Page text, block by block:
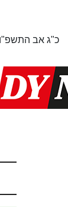
כ"ג אב התשפ"ו, 06/08/